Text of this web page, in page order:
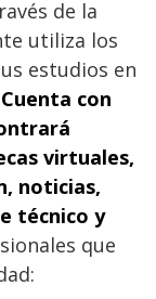
de la
utiliza los
estudios en
Cuenta con
virtuales,
noticias,
técnico y
que